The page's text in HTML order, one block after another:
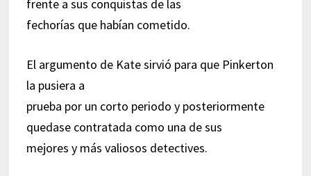
frente a sus conquistas de las
fechorías que habían cometido.
El argumento de Kate sirvió para que Pinkerton
la pusiera a
prueba por un corto periodo y posteriormente
quedase contratada como una de sus
mejores y más valiosos detectives.